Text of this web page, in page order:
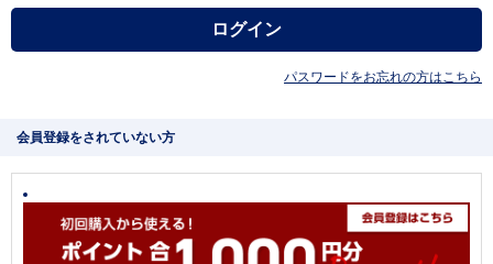
パスワードをお忘れの方はこちら
会員登録をされていない方